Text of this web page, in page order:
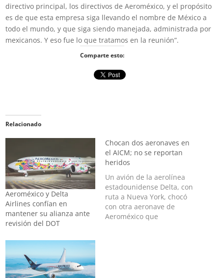
directivo principal, los directivos de Aeroméxico, y el propósito
es de que esta empresa siga llevando el nombre de México a
todo el mundo, y que siga siendo manejada, administrada por
mexicanos. Y eso fue lo que tratamos en la reunión”.
Comparte esto:
Relacionado
Aeroméxico y Delta
Airlines confían en
mantener su alianza ante
revisión del DOT
Chocan dos aeronaves en
el AICM; no se reportan
heridos
Un avión de la aerolínea
estadounidense Delta, con
ruta a Nueva York, chocó
con otra aeronave de
Aeroméxico que